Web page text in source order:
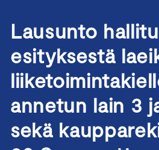
Lausunto
esityksestä
annetun lain 3
sekä